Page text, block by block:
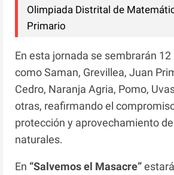
Olimpiada Distrital de
Primario
En esta jornada se sembrarán
como Saman, Grevillea, Juan
Cedro, Naranja Agria, Pomo,
otras, reafirmando el
protección y aprovechamiento
naturales.
En “Salvemos el Masacre”